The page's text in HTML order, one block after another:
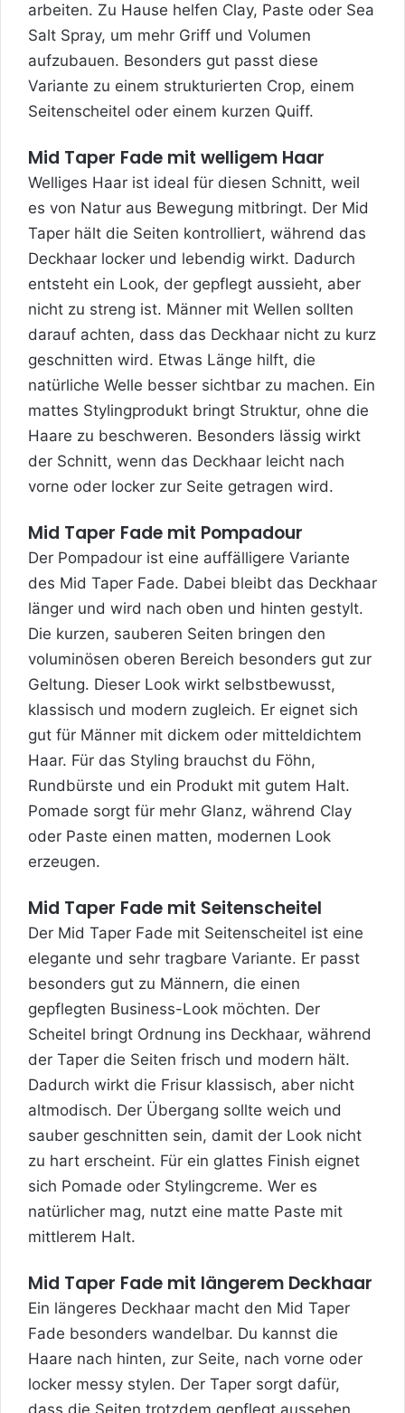
arbeiten. Zu Hause helfen Clay, Paste oder Sea
Salt Spray, um mehr Griff und Volumen
aufzubauen. Besonders gut passt diese
Variante zu einem strukturierten Crop, einem
Seitenscheitel oder einem kurzen Quiff.
Mid Taper Fade mit welligem Haar
Welliges Haar ist ideal für diesen Schnitt, weil
es von Natur aus Bewegung mitbringt. Der Mid
Taper hält die Seiten kontrolliert, während das
Deckhaar locker und lebendig wirkt. Dadurch
entsteht ein Look, der gepflegt aussieht, aber
nicht zu streng ist. Männer mit Wellen sollten
darauf achten, dass das Deckhaar nicht zu kurz
geschnitten wird. Etwas Länge hilft, die
natürliche Welle besser sichtbar zu machen. Ein
mattes Stylingprodukt bringt Struktur, ohne die
Haare zu beschweren. Besonders lässig wirkt
der Schnitt, wenn das Deckhaar leicht nach
vorne oder locker zur Seite getragen wird.
Mid Taper Fade mit Pompadour
Der Pompadour ist eine auffälligere Variante
des Mid Taper Fade. Dabei bleibt das Deckhaar
länger und wird nach oben und hinten gestylt.
Die kurzen, sauberen Seiten bringen den
voluminösen oberen Bereich besonders gut zur
Geltung. Dieser Look wirkt selbstbewusst,
klassisch und modern zugleich. Er eignet sich
gut für Männer mit dickem oder mitteldichtem
Haar. Für das Styling brauchst du Föhn,
Rundbürste und ein Produkt mit gutem Halt.
Pomade sorgt für mehr Glanz, während Clay
oder Paste einen matten, modernen Look
erzeugen.
Mid Taper Fade mit Seitenscheitel
Der Mid Taper Fade mit Seitenscheitel ist eine
elegante und sehr tragbare Variante. Er passt
besonders gut zu Männern, die einen
gepflegten Business-Look möchten. Der
Scheitel bringt Ordnung ins Deckhaar, während
der Taper die Seiten frisch und modern hält.
Dadurch wirkt die Frisur klassisch, aber nicht
altmodisch. Der Übergang sollte weich und
sauber geschnitten sein, damit der Look nicht
zu hart erscheint. Für ein glattes Finish eignet
sich Pomade oder Stylingcreme. Wer es
natürlicher mag, nutzt eine matte Paste mit
mittlerem Halt.
Mid Taper Fade mit längerem Deckhaar
Ein längeres Deckhaar macht den Mid Taper
Fade besonders wandelbar. Du kannst die
Haare nach hinten, zur Seite, nach vorne oder
locker messy stylen. Der Taper sorgt dafür,
dass die Seiten trotzdem gepflegt aussehen.